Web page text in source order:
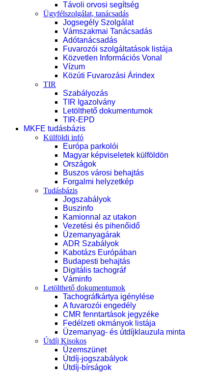
Távoli orvosi segítség
Ügyfélszolgálat, tanácsadás
Jogsegély Szolgálat
Vámszakmai Tanácsadás
Adótanácsadás
Fuvarozói szolgáltatások listája
Közvetlen Információs Vonal
Vízum
Közúti Fuvarozási Árindex
TIR
Szabályozás
TIR Igazolvány
Letölthető dokumentumok
TIR-EPD
MKFE tudásbázis
Külföldi infó
Európa parkolói
Magyar képviseletek külföldön
Országok
Buszos városi behajtás
Forgalmi helyzetkép
Tudásbázis
Jogszabályok
Buszinfo
Kamionnal az utakon
Vezetési és pihenőidő
Üzemanyagárak
ADR Szabályok
Kabotázs Európában
Budapesti behajtás
Digitális tachográf
Váminfo
Letölthető dokumentumok
Tachográfkártya igénylése
A fuvarozói engedély
CMR fenntartások jegyzéke
Fedélzeti okmányok listája
Üzemanyag- és útdíjklauzula minta
Útdíj Kisokos
Üzemszünet
Útdíj-jogszabályok
Útdíj-bírságok